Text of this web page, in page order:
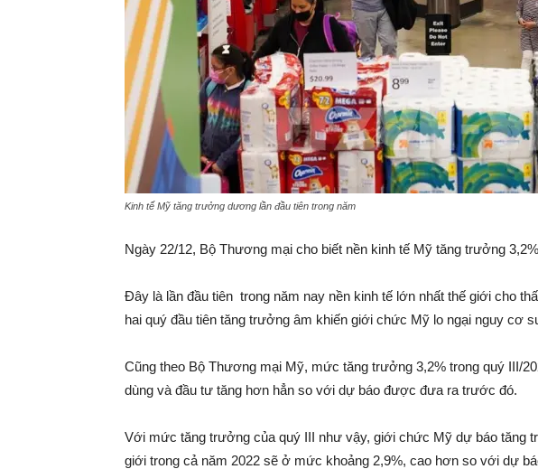
Kinh tế Mỹ tăng trưởng dương lần đầu tiên trong năm
Ngày 22/12, Bộ Thương mại cho biết nền kinh tế Mỹ tăng trưởng
Đây là lần đầu tiên trong năm nay nền kinh tế lớn nhất thế giới cho
hai quý đầu tiên tăng trưởng âm khiến giới chức Mỹ lo ngại nguy cơ
Cũng theo Bộ Thương mại Mỹ, mức tăng trưởng 3,2% trong quý III/
dùng và đầu tư tăng hơn hẳn so với dự báo được đưa ra trước đó.
Với mức tăng trưởng của quý III như vậy, giới chức Mỹ dự báo tăng
giới trong cả năm 2022 sẽ ở mức khoảng 2,9%, cao hơn so với dự